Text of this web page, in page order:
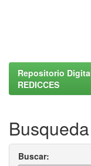
Repositorio
REDICCES
Busqueda
Buscar: